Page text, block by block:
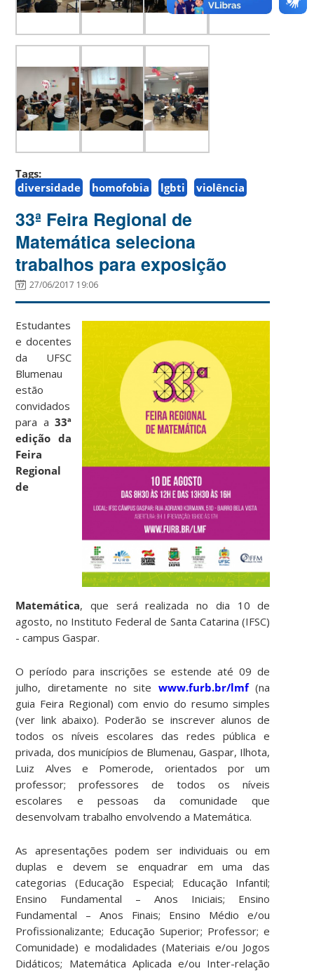
Tags:
diversidade
homofobia lgbti violência
33ª Feira Regional de
Matemática seleciona
trabalhos para exposição
27/06/2017 19:06
Estudantes
e docentes
da UFSC
Blumenau
estão
convidados
para a33ª
edição da
Feira
Regional
de
Matemática, que será realizada no dia 10 de
agosto, no Instituto Federal de Santa Catarina (IFSC)
- campus Gaspar.
O período para inscrições se estende até 09 de
julho, diretamente no site www.furb.br/lmf(na
guia Feira Regional) com envio do resumo simples
(ver link abaixo). Poderão se inscrever alunos de
todos os níveis escolares das redes pública e
privada, dos municípios de Blumenau, Gaspar, Ilhota,
Luiz Alves e Pomerode, orientados por um
professor; professores de todos os níveis
escolares e pessoas da comunidade que
desenvolvam trabalho envolvendo a Matemática.
As apresentações podem ser individuais ou em
duplas e devem se enquadrar em uma das
categorias (Educação Especial; Educação Infantil;
Ensino Fundamental – Anos Iniciais; Ensino
Fundamental – Anos Finais; Ensino Médio e/ou
Profissionalizante; Educação Superior; Professor; e
Comunidade) e modalidades (Materiais e/ou Jogos
Didáticos; Matemática Aplicada e/ou Inter-relação